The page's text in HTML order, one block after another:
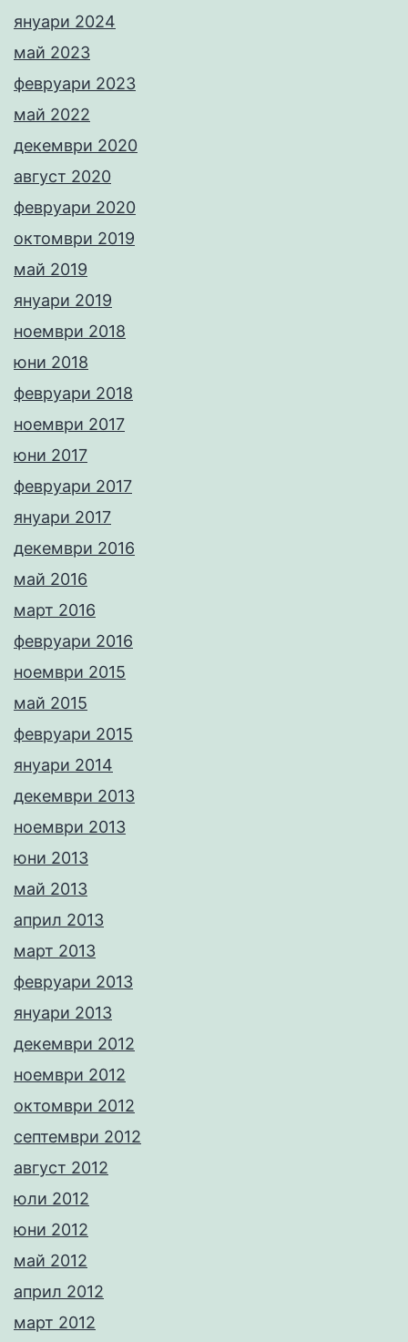
януари 2024
май 2023
февруари 2023
май 2022
декември 2020
август 2020
февруари 2020
октомври 2019
май 2019
януари 2019
ноември 2018
юни 2018
февруари 2018
ноември 2017
юни 2017
февруари 2017
януари 2017
декември 2016
май 2016
март 2016
февруари 2016
ноември 2015
май 2015
февруари 2015
януари 2014
декември 2013
ноември 2013
юни 2013
май 2013
април 2013
март 2013
февруари 2013
януари 2013
декември 2012
ноември 2012
октомври 2012
септември 2012
август 2012
юли 2012
юни 2012
май 2012
април 2012
март 2012